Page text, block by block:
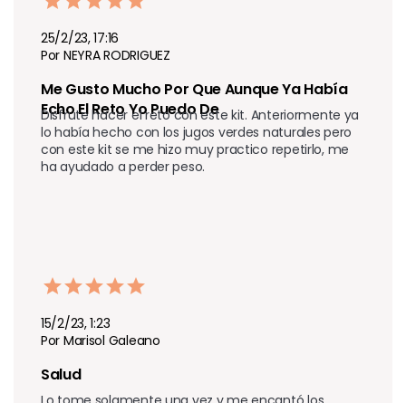
25/2/23, 17:16
Por NEYRA RODRIGUEZ
Me Gusto Mucho Por Que Aunque Ya Había
Echo El Reto Yo Puedo De
Disfrute hacer el reto con este kit. Anteriormente ya
lo había hecho con los jugos verdes naturales pero
con este kit se me hizo muy practico repetirlo, me
ha ayudado a perder peso.
15/2/23, 1:23
Por Marisol Galeano
Salud